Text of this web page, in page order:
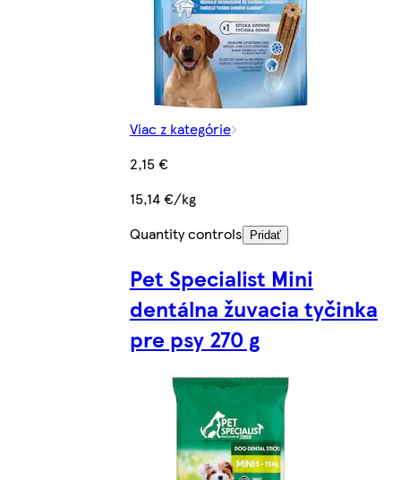
Viac z kategórie
2,15 €
15,14 €/kg
Quantity controls
Pridať
Pet Specialist Mini
dentálna žuvacia tyčinka
pre psy 270 g